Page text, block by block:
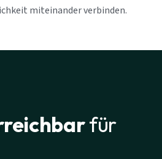
miteinander verbinden.
für